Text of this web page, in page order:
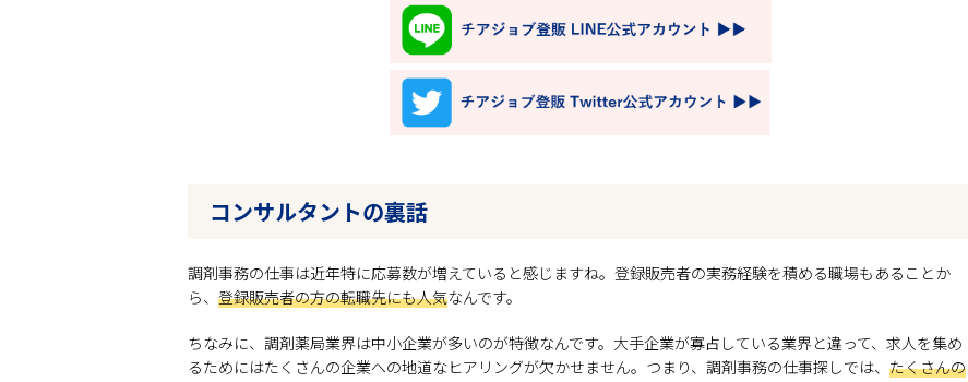
コンサルタントの裏話
調剤事務の仕事は近年特に応募数が増えていると感じますね。登録販売者の実務経験を積める職場もあることか
ら、 登録販売者の方の転職先にも人気なんです。
ちなみに、調剤薬局業界は中小企業が多いのが特徴なんです。大手企業が寡占している業界と違って、求人を集め
るためにはたくさんの企業への地道なヒアリングが欠かせません。つまり、調剤事務の仕事探しでは、 たくさんの